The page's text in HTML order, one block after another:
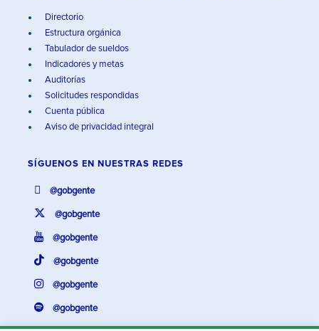
Directorio
Estructura orgánica
Tabulador de sueldos
Indicadores y metas
Auditorías
Solicitudes respondidas
Cuenta pública
Aviso de privacidad integral
SÍGUENOS EN NUESTRAS REDES
@gobgente
@gobgente
@gobgente
@gobgente
@gobgente
@gobgente